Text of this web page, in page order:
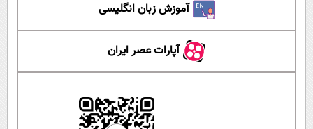
آموزش زبان انگلیسی
آپارات عصر ایران